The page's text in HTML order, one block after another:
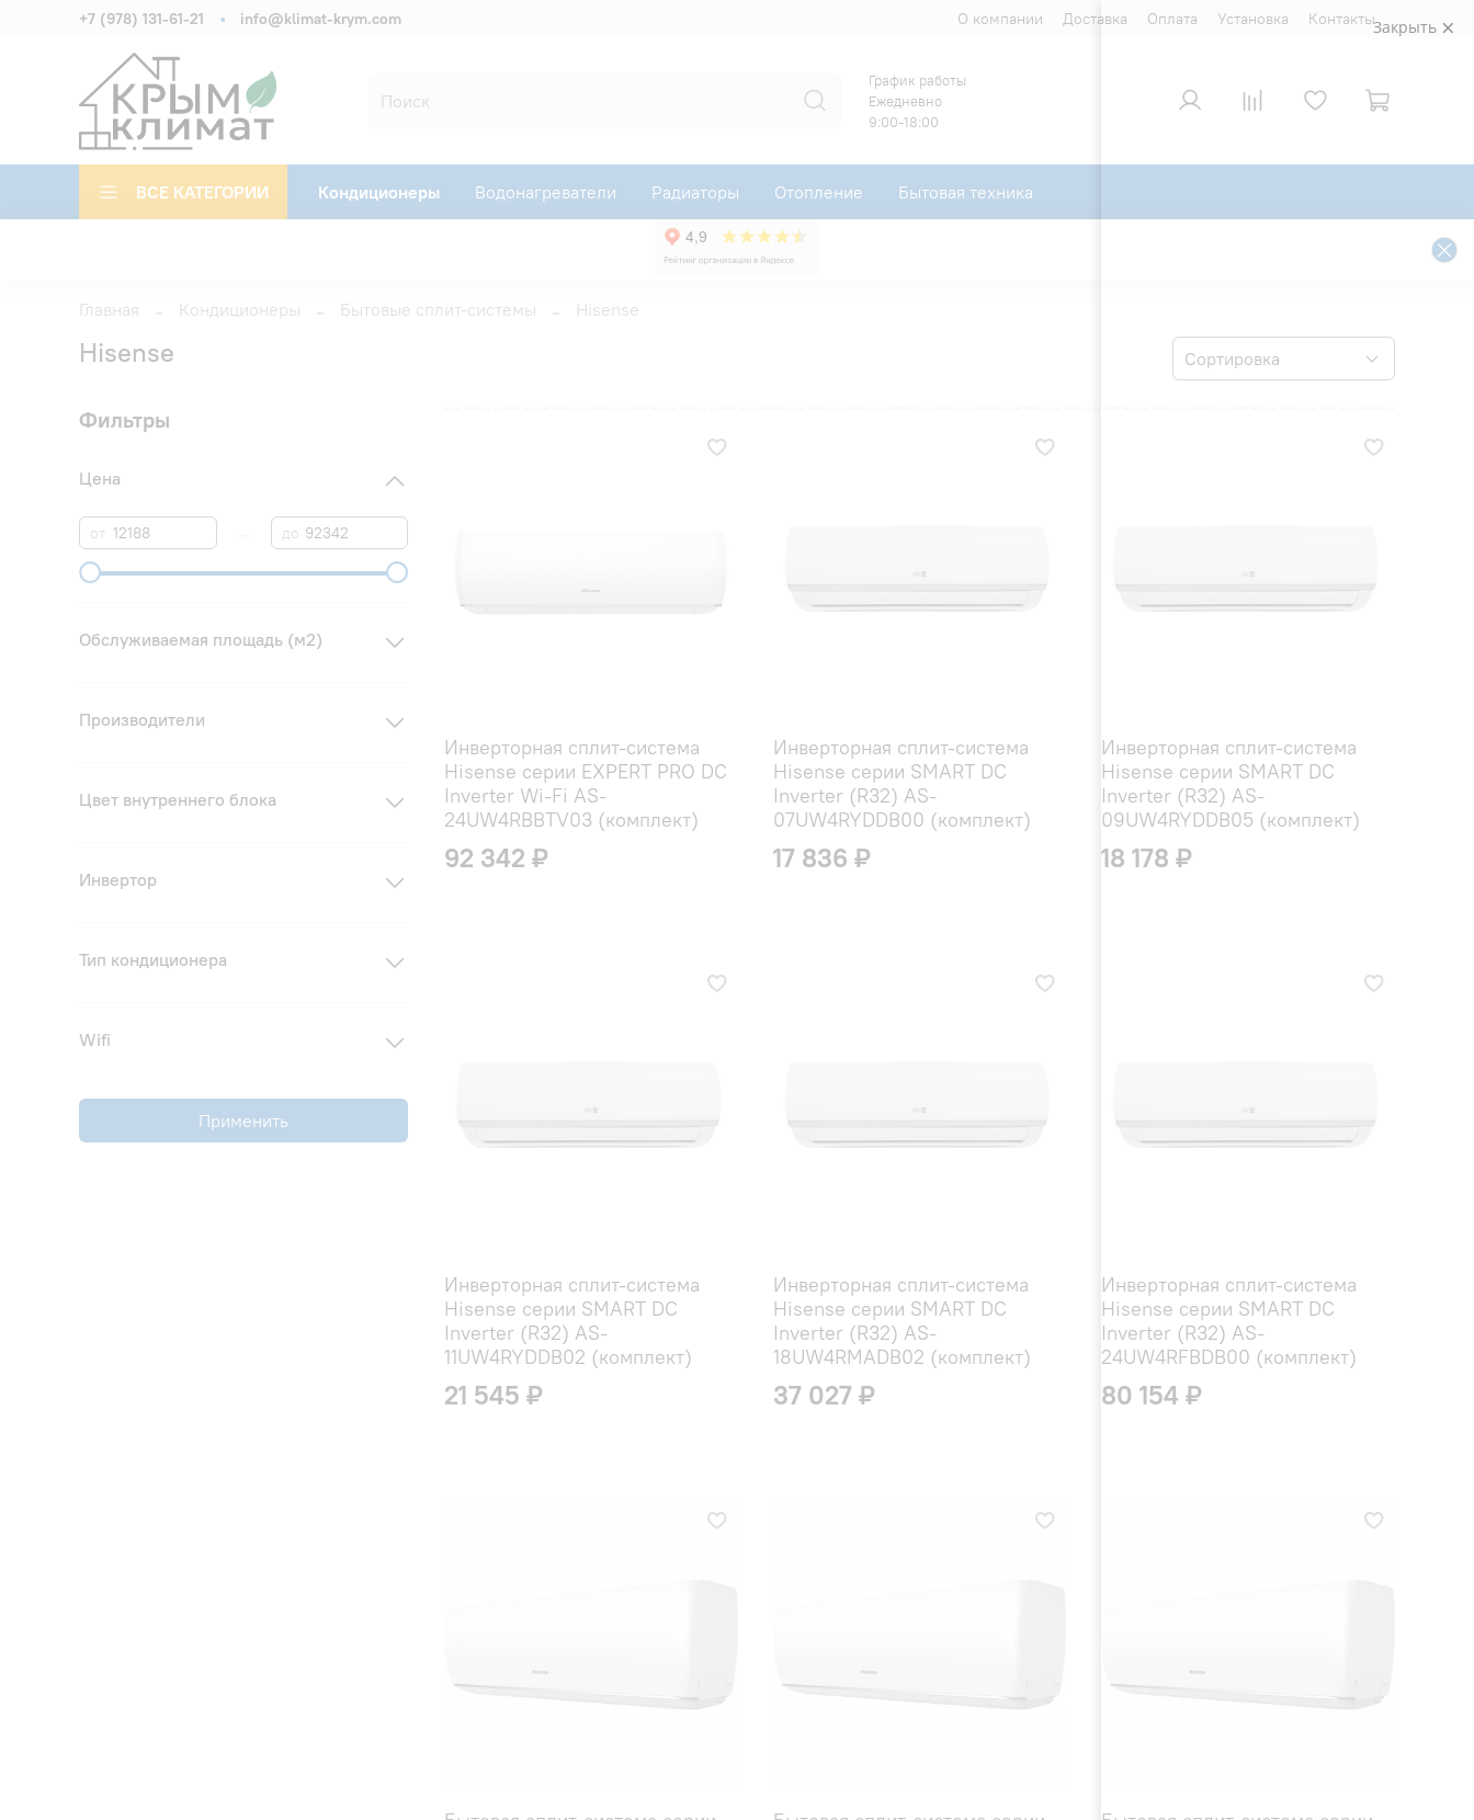
О компании Доставка Оплата Установка Контакты
+7 (978) 131-61-21 info@klimat-krym.com
График работы
Ежедневно
9:00-18:00
ВСЕ КАТЕГОРИИ Кондиционеры Водонагреватели Радиаторы Отопление Бытовая техника
Главная Кондиционеры Бытовые сплит-системы Hisense
Hisense
Инверторная cплит-система
Hisense серии EXPERT PRO DC
Inverter Wi-Fi AS-
24UW4RBBTV03 (комплект)
92 342 ₽
Инверторная сплит-система
Hisense серии SMART DC
Inverter (R32) AS-
07UW4RYDDB00 (комплект)
17 836 ₽
Инверторная сплит-система
Hisense серии SMART DC
Inverter (R32) AS-
09UW4RYDDB05 (комплект)
18 178 ₽
Инверторная сплит-система
Hisense серии SMART DC
Inverter (R32) AS-
11UW4RYDDB02 (комплект)
21 545 ₽
Инверторная сплит-система
Hisense серии SMART DC
Inverter (R32) AS-
18UW4RMADB02 (комплект)
37 027 ₽
Инверторная сплит-система
Hisense серии SMART DC
Inverter (R32) AS-
24UW4RFBDB00 (комплект)
80 154 ₽
Фильтры
Цена
от до
Обслуживаемая площадь (м2)
Производители
Цвет внутреннего блока
Инвертор
Тип кондиционера
Wifi
Применить
Закрыть